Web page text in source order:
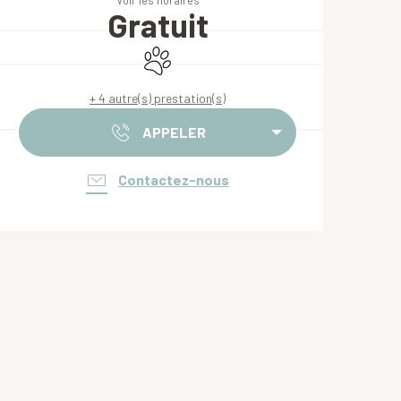
Gratuit
Animaux acceptés
+ 4 autre(s) prestation(s)
APPELER
Contactez-nous